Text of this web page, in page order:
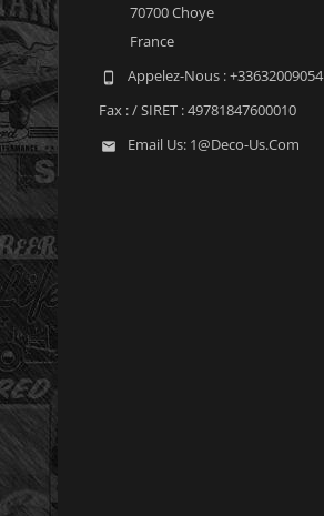
70700 Choye
France
 Appelez-Nous :+33632009054
Fax :/ SIRET : 49781847600010
 Email Us: 1@deco-Us.com